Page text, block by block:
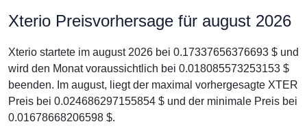
Xterio Preisvorhersage für august 2026
Xterio startete im august 2026 bei 0.17337656376693 $ und
wird den Monat voraussichtlich bei 0.018085573253153 $
beenden. Im august, liegt der maximal vorhergesagte XTER
Preis bei 0.024686297155854 $ und der minimale Preis bei
0.01678668206598 $.